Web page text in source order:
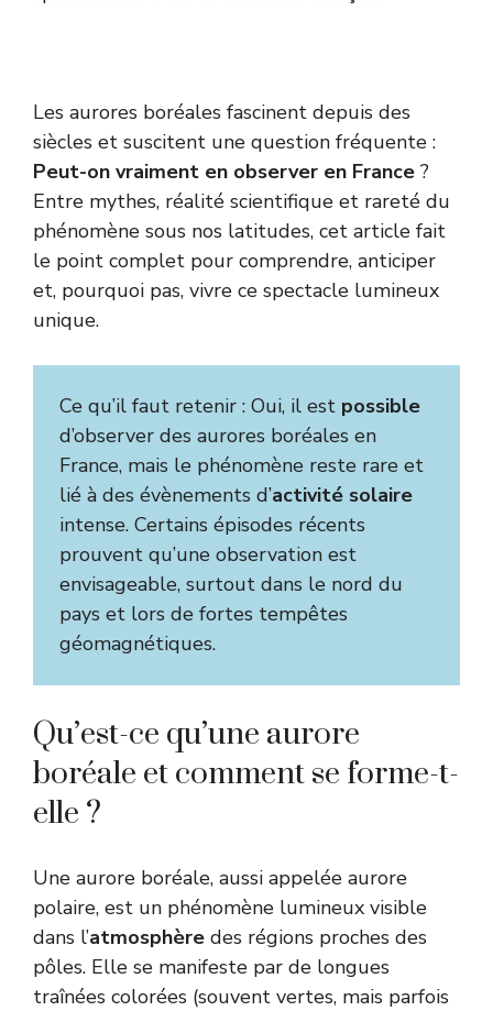
Les aurores boréales fascinent depuis des
siècles et suscitent une question fréquente :
Peut-on vraiment en observer en France ?
Entre mythes, réalité scientifique et rareté du
phénomène sous nos latitudes, cet article fait
le point complet pour comprendre, anticiper
et, pourquoi pas, vivre ce spectacle lumineux
unique.
Ce qu’il faut retenir : Oui, il est possible
d’observer des aurores boréales en
France, mais le phénomène reste rare et
lié à des évènements d’activité solaire
intense. Certains épisodes récents
prouvent qu’une observation est
envisageable, surtout dans le nord du
pays et lors de fortes tempêtes
géomagnétiques.
Qu’est-ce qu’une aurore
boréale et comment se forme-t-
elle ?
Une aurore boréale, aussi appelée aurore
polaire, est un phénomène lumineux visible
dans l’atmosphère des régions proches des
pôles. Elle se manifeste par de longues
traînées colorées (souvent vertes, mais parfois